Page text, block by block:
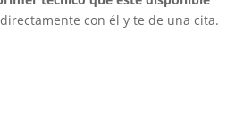
con él y te de una cita.